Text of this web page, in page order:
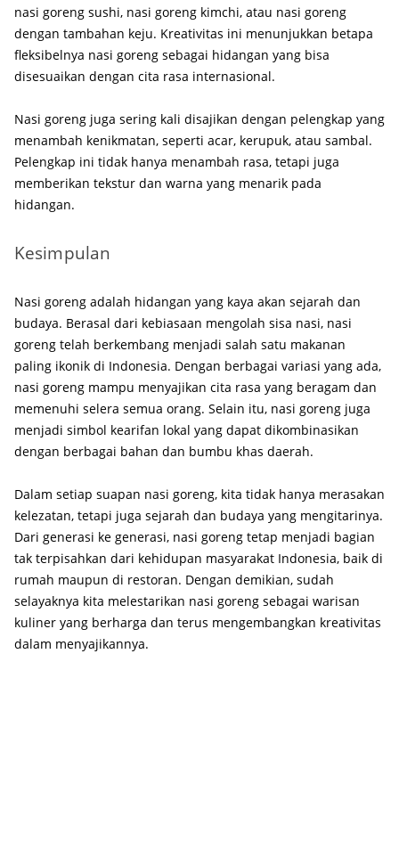
nasi goreng sushi, nasi goreng kimchi, atau nasi goreng
dengan tambahan keju. Kreativitas ini menunjukkan betapa
fleksibelnya nasi goreng sebagai hidangan yang bisa
disesuaikan dengan cita rasa internasional.
Nasi goreng juga sering kali disajikan dengan pelengkap yang
menambah kenikmatan, seperti acar, kerupuk, atau sambal.
Pelengkap ini tidak hanya menambah rasa, tetapi juga
memberikan tekstur dan warna yang menarik pada
hidangan.
Kesimpulan
Nasi goreng adalah hidangan yang kaya akan sejarah dan
budaya. Berasal dari kebiasaan mengolah sisa nasi, nasi
goreng telah berkembang menjadi salah satu makanan
paling ikonik di Indonesia. Dengan berbagai variasi yang ada,
nasi goreng mampu menyajikan cita rasa yang beragam dan
memenuhi selera semua orang. Selain itu, nasi goreng juga
menjadi simbol kearifan lokal yang dapat dikombinasikan
dengan berbagai bahan dan bumbu khas daerah.
Dalam setiap suapan nasi goreng, kita tidak hanya merasakan
kelezatan, tetapi juga sejarah dan budaya yang mengitarinya.
Dari generasi ke generasi, nasi goreng tetap menjadi bagian
tak terpisahkan dari kehidupan masyarakat Indonesia, baik di
rumah maupun di restoran. Dengan demikian, sudah
selayaknya kita melestarikan nasi goreng sebagai warisan
kuliner yang berharga dan terus mengembangkan kreativitas
dalam menyajikannya.